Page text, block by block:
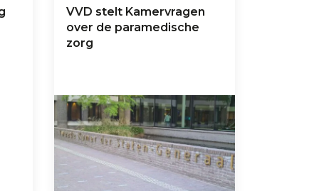
VVD stelt Kamervragen
over de paramedische
zorg